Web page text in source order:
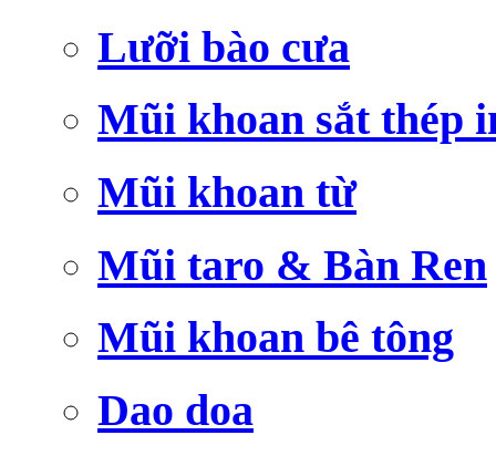
Lưỡi bào cưa
Mũi khoan sắt thép
Mũi khoan từ
Mũi taro & Bàn Ren
Mũi khoan bê tông
Dao doa